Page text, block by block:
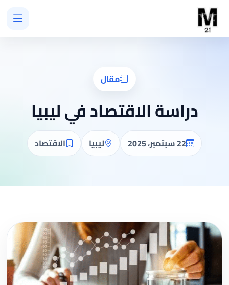
مقال
دراسة الاقتصاد في ليبيا
22 سبتمبر، 2025 ليبيا الاقتصاد